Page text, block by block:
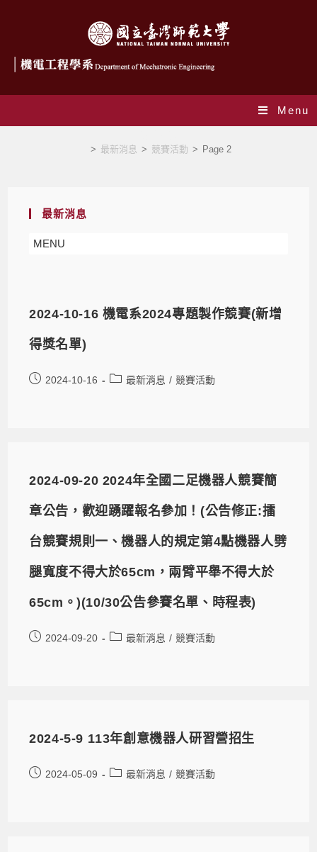
Menu
> 最新消息 > 競賽活動 > Page 2
最新消息
MENU
2024-10-16 機電系2024專題製作競賽(新增
得獎名單)
2024-10-16 最新消息 / 競賽活動
2024-09-20 2024年全國二足機器人競賽簡
章公告，歡迎踴躍報名參加！(公告修正:擂
台競賽規則一、機器人的規定第4點機器人劈
腿寬度不得大於65cm，兩臂平舉不得大於
65cm。)(10/30公告參賽名單、時程表)
2024-09-20 最新消息 / 競賽活動
2024-5-9 113年創意機器人研習營招生
2024-05-09 最新消息 / 競賽活動